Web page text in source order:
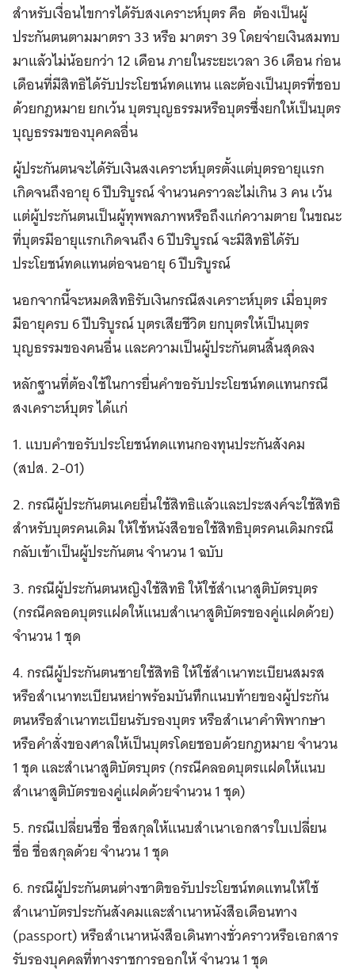
สำหรับเงื่อนไขการได้รับสงเคราะห์บุตร คือ ต้องเป็นผู้
ประกันตนตามมาตรา 33 หรือ มาตรา 39 โดยจ่ายเงินสมทบ
มาแล้วไม่น้อยกว่า 12 เดือน ภายในระยะเวลา 36 เดือน ก่อน
เดือนที่มีสิทธิได้รับประโยชน์ทดแทน และต้องเป็นบุตรที่ชอบ
ด้วยกฎหมาย ยกเว้น บุตรบุญธรรมหรือบุตรซึ่งยกให้เป็นบุตร
บุญธรรมของบุคคลอื่น
ผู้ประกันตนจะได้รับเงินสงเคราะห์บุตรตั้งแต่บุตรอายุแรก
เกิดจนถึงอายุ 6 ปีบริบูรณ์ จำนวนคราวละไม่เกิน 3 คน เว้น
แต่ผู้ประกันตนเป็นผู้ทุพพลภาพหรือถึงแก่ความตาย ในขณะ
ที่บุตรมีอายุแรกเกิดจนถึง 6 ปีบริบูรณ์ จะมีสิทธิได้รับ
ประโยชน์ทดแทนต่อจนอายุ 6 ปีบริบูรณ์
นอกจากนี้จะหมดสิทธิรับเงินกรณีสงเคราะห์บุตร เมื่อบุตร
มีอายุครบ 6 ปีบริบูรณ์ บุตรเสียชีวิต ยกบุตรให้เป็นบุตร
บุญธรรมของคนอื่น และความเป็นผู้ประกันตนสิ้นสุดลง
หลักฐานที่ต้องใช้ในการยื่นคำขอรับประโยชน์ทดแทนกรณี
สงเคราะห์บุตร ได้แก่
1. แบบคำขอรับประโยชน์ทดแทนกองทุนประกันสังคม
(สปส. 2-01)
2. กรณีผู้ประกันตนเคยยื่นใช้สิทธิแล้วและประสงค์จะใช้สิทธิ
สำหรับบุตรคนเดิม ให้ใช้หนังสือขอใช้สิทธิบุตรคนเดิมกรณี
กลับเข้าเป็นผู้ประกันตน จำนวน 1 ฉบับ
3. กรณีผู้ประกันตนหญิงใช้สิทธิ ให้ใช้สำเนาสูติบัตรบุตร
(กรณีคลอดบุตรแฝดให้แนบสำเนาสูติบัตรของคู่แฝดด้วย)
จำนวน 1 ชุด
4. กรณีผู้ประกันตนชายใช้สิทธิ ให้ใช้สำเนาทะเบียนสมรส
หรือสำเนาทะเบียนหย่าพร้อมบันทึกแนบท้ายของผู้ประกัน
ตนหรือสำเนาทะเบียนรับรองบุตร หรือสำเนาคำพิพากษา
หรือคำสั่งของศาลให้เป็นบุตรโดยชอบด้วยกฎหมาย จำนวน
1 ชุด และสำเนาสูติบัตรบุตร (กรณีคลอดบุตรแฝดให้แนบ
สำเนาสูติบัตรของคู่แฝดด้วยจำนวน 1 ชุด)
5. กรณีเปลี่ยนชื่อ ชื่อสกุลให้แนบสำเนาเอกสารใบเปลี่ยน
ชื่อ ชื่อสกุลด้วย จำนวน 1 ชุด
6. กรณีผู้ประกันตนต่างชาติขอรับประโยชน์ทดแทนให้ใช้
สำเนาบัตรประกันสังคมและสำเนาหนังสือเดือนทาง
(passport) หรือสำเนาหนังสือเดินทางชั่วคราวหรือเอกสาร
รับรองบุคคลที่ทางราชการออกให้ จำนวน 1 ชุด